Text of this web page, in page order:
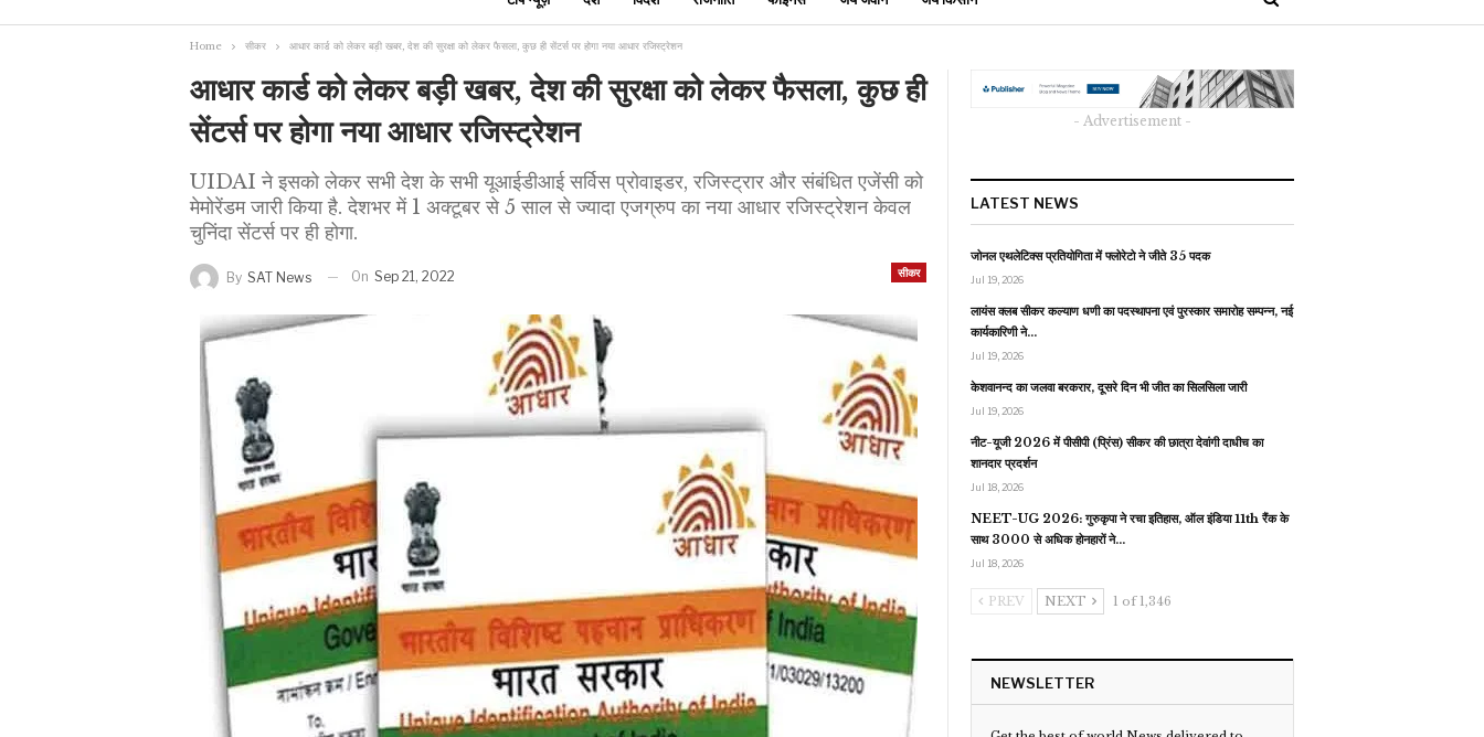
Home सीकर आधार कार्ड को लेकर बड़ी खबर, देश की सुरक्षा को लेकर फैसला, कुछ ही सेंटर्स पर होगा नया आधार रजिस्ट्रेशन
आधार कार्ड को लेकर बड़ी खबर, देश की सुरक्षा को लेकर फैसला, कुछ ही
सेंटर्स पर होगा नया आधार रजिस्ट्रेशन
UIDAI ने इसको लेकर सभी देश के सभी यूआईडीआई सर्विस प्रोवाइडर, रजिस्ट्रार और संबंधित एजेंसी को
मेमोरेंडम जारी किया है. देशभर में 1 अक्टूबर से 5 साल से ज्यादा एजग्रुप का नया आधार रजिस्ट्रेशन केवल
चुनिंदा सेंटर्स पर ही होगा.
सीकर
By SAT News On Sep 21, 2022
- Advertisement -
LATEST NEWS
जोनल एथलेटिक्स प्रतियोगिता में फ्लोरेटो ने जीते 35 पदक
Jul 19, 2026
लायंस क्लब सीकर कल्याण धणी का पदस्थापना एवं पुरस्कार समारोह सम्पन्न, नई
कार्यकारिणी ने…
Jul 19, 2026
केशवानन्द का जलवा बरकरार, दूसरे दिन भी जीत का सिलसिला जारी
Jul 19, 2026
नीट-यूजी 2026 में पीसीपी (प्रिंस) सीकर की छात्रा देवांगी दाधीच का
शानदार प्रदर्शन
Jul 18, 2026
NEET-UG 2026: गुरुकृपा ने रचा इतिहास, ऑल इंडिया 11th रैंक के
साथ 3000 से अधिक होनहारों ने…
Jul 18, 2026
PREV NEXT 1 of 1,346
NEWSLETTER